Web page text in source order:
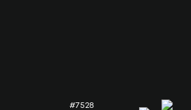
#7528